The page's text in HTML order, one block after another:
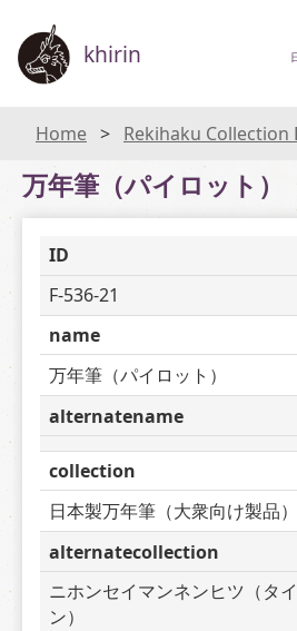
khirin
Home Rekihaku Collection Database (Collections
万年筆（パイロット）
ID
F-536-21
name
万年筆（パイロット）
alternatename
collection
日本製万年筆（大衆向け製品）
alternatecollection
ニホンセイマンネンヒツ（タ
ン）